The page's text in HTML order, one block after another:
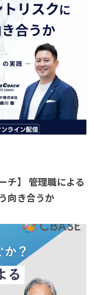
チ】 管理職による
向き合うか